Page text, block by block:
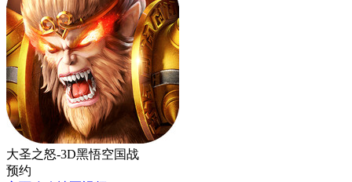
大圣之怒-3D黑悟空国战
预约